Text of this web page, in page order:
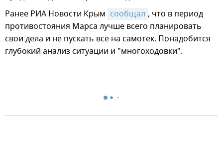
Ранее РИА Новости Крым сообщал , что в период
противостояния Марса лучше всего планировать
свои дела и не пускать все на самотек. Понадобится
глубокий анализ ситуации и "многоходовки".